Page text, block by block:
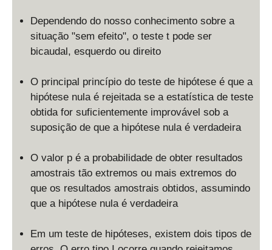
Dependendo do nosso conhecimento sobre a
situação "sem efeito", o teste t pode ser
bicaudal, esquerdo ou direito
O principal princípio do teste de hipótese é que a
hipótese nula é rejeitada se a estatística de teste
obtida for suficientemente improvável sob a
suposição de que a hipótese nula é verdadeira
O valor p é a probabilidade de obter resultados
amostrais tão extremos ou mais extremos do
que os resultados amostrais obtidos, assumindo
que a hipótese nula é verdadeira
Em um teste de hipóteses, existem dois tipos de